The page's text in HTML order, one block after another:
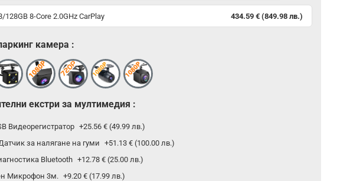
128GB 8-Core 2.0GHz CarPlay 434.59 € (849.98 лв.)
камера :
екстри за мултимедия :
Видеорегистратор +25.56 € (49.99 лв.)
за налягане на гуми +51.13 € (100.00 лв.)
Bluetooth +12.78 € (25.00 лв.)
Микрофон 3м. +9.20 € (17.99 лв.)